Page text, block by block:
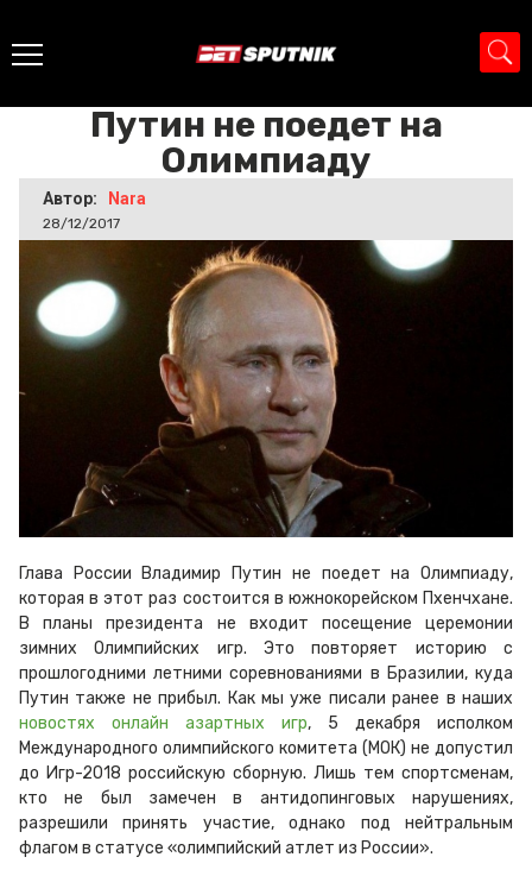
Путин не поедет на Олимпиаду
Путин не поедет на
Олимпиаду
Автор: Nara
28/12/2017
Глава России Владимир Путин не поедет на Олимпиаду,
которая в этот раз состоится в южнокорейском Пхенчхане.
В планы президента не входит посещение церемонии
зимних Олимпийских игр. Это повторяет историю с
прошлогодними летними соревнованиями в Бразилии, куда
Путин также не прибыл. Как мы уже писали ранее в наших
новостях онлайн азартных игр, 5 декабря исполком
Международного олимпийского комитета (МОК) не допустил
до Игр-2018 российскую сборную. Лишь тем спортсменам,
кто не был замечен в антидопинговых нарушениях,
разрешили принять участие, однако под нейтральным
флагом в статусе «олимпийский атлет из России».